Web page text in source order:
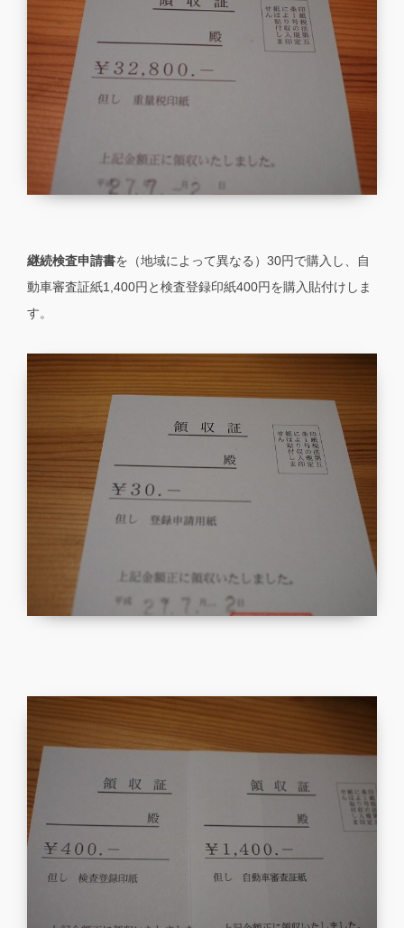
継続検査申請書を（地域によって異なる）30円で購入し、自
動車審査証紙1,400円と検査登録印紙400円を購入貼付けしま
す。